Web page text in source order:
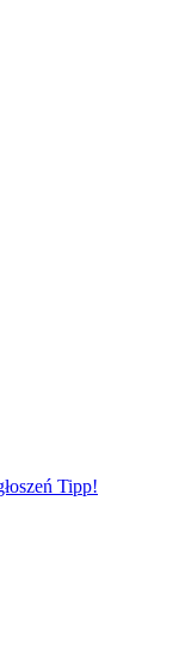
Tipp!